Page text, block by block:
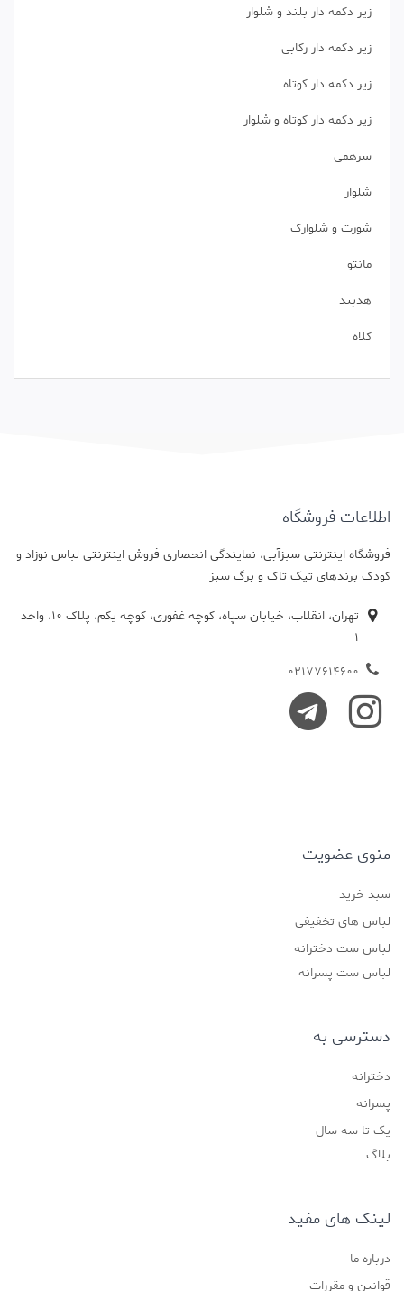
زیر دکمه دار بلند و شلوار
زیر دکمه دار رکابی
زیر دکمه دار کوتاه
زیر دکمه دار کوتاه و شلوار
سرهمی
شلوار
شورت و شلوارک
مانتو
هدبند
کلاه
اطلاعات فروشگاه
فروشگاه اینترنتی سبزآبی، نمایندگی انحصاری فروش اینترنتی لباس نوزاد و
کودک برندهای تیک تاک و برگ سبز
تهران، انقلاب، خیابان سپاه، کوچه غفوری، کوچه یکم، پلاک 10، واحد
1
02177614600
منوی عضویت
سبد خرید
لباس های تخفیفی
لباس ست دخترانه
لباس ست پسرانه
دسترسی به
دخترانه
پسرانه
یک تا سه سال
بلاگ
لینک های مفید
درباره ما
قوانین و مقررات